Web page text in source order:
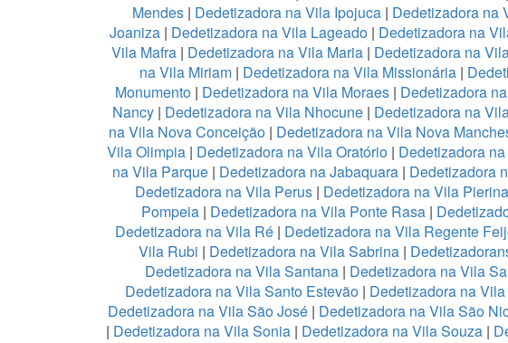
Mendes | Dedetizadora na Vila Ipojuca | Dedetizadora na
Joaniza| Dedetizadora na Vila Lageado| Dedetizadora na
Vila Mafra | Dedetizadora na Vila Maria| Dedetizadora na
na Vila Miriam| Dedetizadora na Vila Missionária|
Monumento| Dedetizadora na Vila Moraes| Dedetizadora
Nancy| Dedetizadora na Vila Nhocune| Dedetizadora na
na Vila Nova Conceição | Dedetizadora na Vila Nova
Vila Olimpia | Dedetizadora na Vila Oratório | Dedetizadora
na Vila Parque | Dedetizadora na Jabaquara | Dedetizadora
Dedetizadora na Vila Perus| Dedetizadora na Vila Pierina
Pompeia| Dedetizadora na Vila Ponte Rasa|
Dedetizadora na Vila Ré | Dedetizadora na Vila Regente
Vila Rubi | Dedetizadora na Vila Sabrina |
Dedetizadora na Vila Santana | Dedetizadora na Vila
Dedetizadora na Vila Santo Estevão | Dedetizadora na
Dedetizadora na Vila São José | Dedetizadora na Vila São
| Dedetizadora na Vila Sonia | Dedetizadora na Vila Souza |